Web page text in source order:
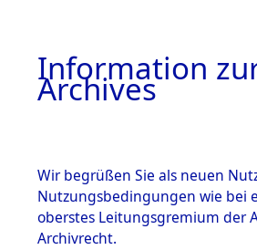
Information
Archives
Wir begrüßen Sie als neuen
Nutzungsbedingungen wie bei
oberstes Leitungsgremium der
Archivrecht.